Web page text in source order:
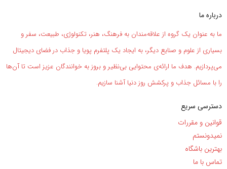
درباره ما
ما به عنوان یک گروه از علاقه‌مندان به فرهنگ، هنر، تکنولوژی، طبیعت، سفر و
بسیاری از علوم و صنایع دیگر، به ایجاد یک پلتفرم پویا و جذاب در فضای دیجیتال
می‌پردازیم. هدف ما ارائه‌ی محتوایی بی‌نظیر و بروز به خوانندگان عزیز است تا آن‌ها
را با مسائل جذاب و پرکشش روز دنیا آشنا سازیم.
دسترسی سریع
قوانین و مقررات
نمیدونستم
بهترین باشگاه
تماس با ما